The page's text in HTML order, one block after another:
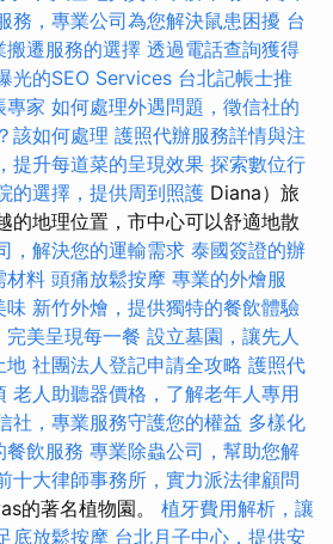
務，專業公司為您解決鼠患困擾 台
搬遷服務的選擇 透過電話查詢獲得
光的SEO Services 台北記帳士推
專家 如何處理外遇問題，徵信社的
該如何處理 護照代辦服務詳情與注
提升每道菜的呈現效果 探索數位行
的選擇，提供周到照護 Diana）旅
的地理位置，市中心可以舒適地散
，解決您的運輸需求 泰國簽證的辦
材料 頭痛放鬆按摩 專業的外燴服
味 新竹外燴，提供獨特的餐飲體驗
美呈現每一餐 設立墓園，讓先人
地 社團法人登記申請全攻略 護照代
老人助聽器價格，了解老年人專用
社，專業服務守護您的權益 多樣化
餐飲服務 專業除蟲公司，幫助您解
十大律師事務所，實力派法律顧問
的著名植物園。 植牙費用解析，讓
底放鬆按摩 台北月子中心，提供安